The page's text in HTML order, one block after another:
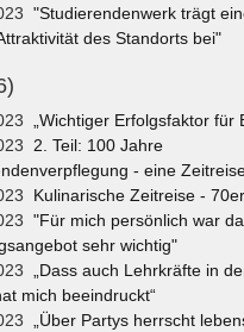
"Studierendenwerk trägt
des Standorts bei"
„Wichtiger Erfolgsfaktor für
2. Teil: 100 Jahre
- eine
Kulinarische Zeitreise -
"Für mich persönlich war
sehr wichtig"
„Dass auch Lehrkräfte in
mich beeindruckt“
„Über Partys herrscht